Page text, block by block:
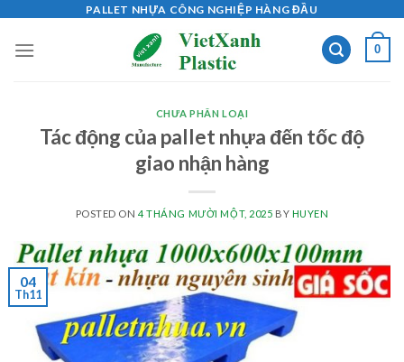
content
PALLET NHỰA CÔNG NGHIỆP HÀNG ĐẦU
0
CHƯA PHÂN LOẠI
Tác động của pallet nhựa đến tốc độ
giao nhận hàng
POSTED ON4 THÁNG MƯỜI MỘT, 2025 BY HUYEN
04
Th11